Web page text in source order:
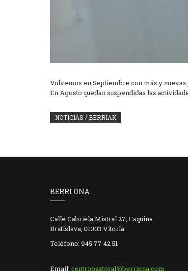
Volvemos en Septiembre con más y nuevas
En Agosto quedan suspendidas las
NOTICIAS / BERRIAK
BERRI ONA
Calle Gabriela Mistral 27, Esquina
Bratislava, 01003 Vitoria
Teléfono: 945 77 42 51
Email: centropastoral@berriona.com